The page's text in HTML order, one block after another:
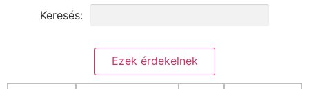
Keresés: